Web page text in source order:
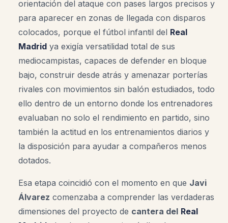
orientación del ataque con pases largos precisos y
para aparecer en zonas de llegada con disparos
colocados, porque el fútbol infantil del Real
Madrid ya exigía versatilidad total de sus
mediocampistas, capaces de defender en bloque
bajo, construir desde atrás y amenazar porterías
rivales con movimientos sin balón estudiados, todo
ello dentro de un entorno donde los entrenadores
evaluaban no solo el rendimiento en partido, sino
también la actitud en los entrenamientos diarios y
la disposición para ayudar a compañeros menos
dotados.
Esa etapa coincidió con el momento en que Javi
Álvarez comenzaba a comprender las verdaderas
dimensiones del proyecto de cantera del Real